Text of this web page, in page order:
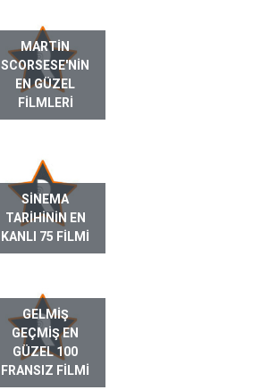
MARTIN
SCORSESE'NIN
EN GÜZEL
FILMLERI
SINEMA
TARIHININ EN
KANLI 75 FILMI
GELMIŞ
GEÇMIŞ EN
GÜZEL 100
FRANSIZ FILMI